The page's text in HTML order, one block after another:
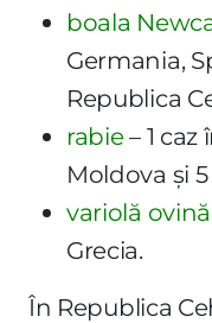
boala
Germania,
Republica
rabie– 1 caz
Moldova și
variolă ovină
Grecia.
În Republica